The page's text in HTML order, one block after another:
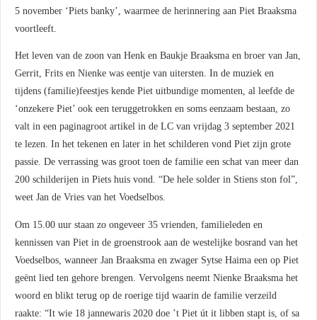
5 november ‘Piets banky’, waarmee de herinnering aan Piet Braaksma
voortleeft.
Het leven van de zoon van Henk en Baukje Braaksma en broer van Jan,
Gerrit, Frits en Nienke was eentje van uitersten. In de muziek en
tijdens (familie)feestjes kende Piet uitbundige momenten, al leefde de
‘onzekere Piet’ ook een teruggetrokken en soms eenzaam bestaan, zo
valt in een paginagroot artikel in de LC van vrijdag 3 september 2021
te lezen. In het tekenen en later in het schilderen vond Piet zijn grote
passie. De verrassing was groot toen de familie een schat van meer dan
200 schilderijen in Piets huis vond. “De hele solder in Stiens ston fol”,
weet Jan de Vries van het Voedselbos.
Om 15.00 uur staan zo ongeveer 35 vrienden, familieleden en
kennissen van Piet in de groenstrook aan de westelijke bosrand van het
Voedselbos, wanneer Jan Braaksma en zwager Sytse Haima een op Piet
geënt lied ten gehore brengen. Vervolgens neemt Nienke Braaksma het
woord en blikt terug op de roerige tijd waarin de familie verzeild
raakte: “It wie 18 jannewaris 2020 doe ’t Piet út it libben stapt is, of sa